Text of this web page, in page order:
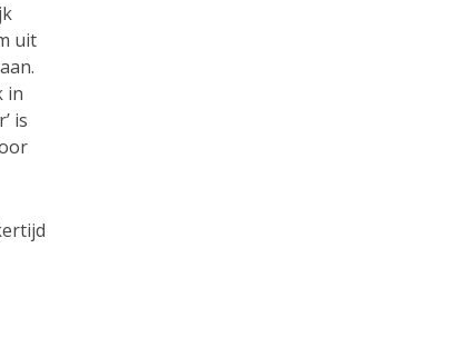
uit
in
is